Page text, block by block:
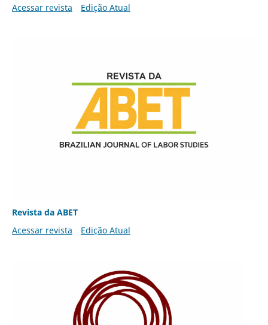
Acessar revista Edição Atual
Revista da ABET
Acessar revista
Edição Atual